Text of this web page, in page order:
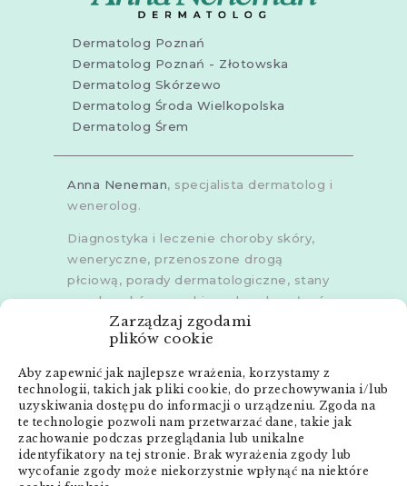
Zarządzaj zgodami
plików cookie
Aby zapewnić jak najlepsze wrażenia, korzystamy z
technologii, takich jak pliki cookie, do przechowywania i/lub
uzyskiwania dostępu do informacji o urządzeniu. Zgoda na
te technologie pozwoli nam przetwarzać dane, takie jak
zachowanie podczas przeglądania lub unikalne
identyfikatory na tej stronie. Brak wyrażenia zgody lub
wycofanie zgody może niekorzystnie wpłynąć na niektóre
Dermatolog Poznań
Dermatolog Poznań - Złotowska
Dermatolog Skórzewo
Dermatolog Środa Wielkopolska
Dermatolog Śrem
Anna Neneman, specjalista dermatolog i
wenerolog.
Diagnostyka i leczenie choroby skóry,
weneryczne, przenoszone drogą
płciową, porady dermatologiczne, stany
zapalne skóry, grzybice, choroby włosów,
dermoskopia, trichoskopia, u dorosłych i
Gabinety wPoznaniu,Poznaniu -
Złotowska,Skórzewie,Środzie
WielkopolskiejiŚremie
Menu: